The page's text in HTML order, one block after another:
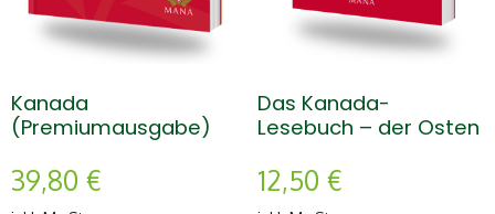
Kanada
(Premiumausgabe)
39,80 €
Das Kanada-
Lesebuch – der Osten
12,50 €